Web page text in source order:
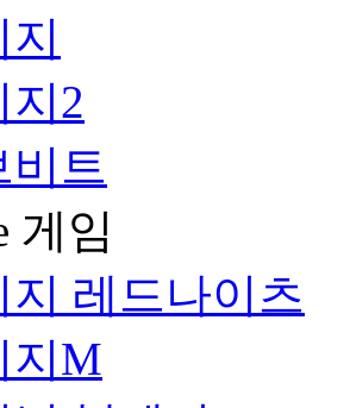
지
지2
비트
게임
지 레드나이츠
지M